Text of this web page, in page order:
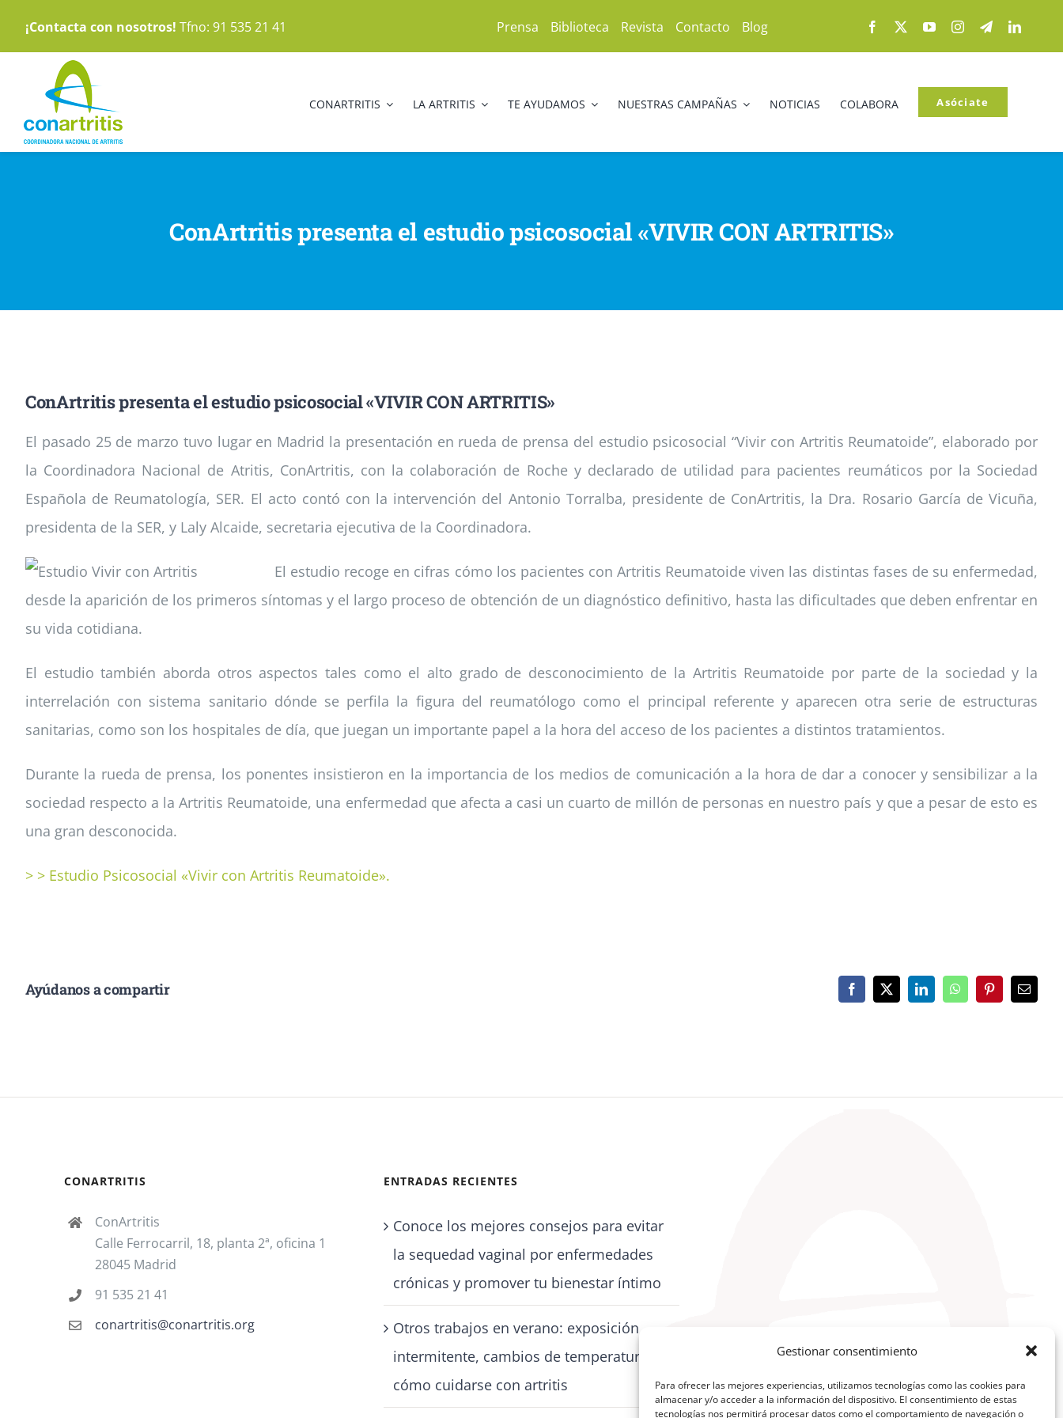
Gestionar consentimiento
Para ofrecer las mejores experiencias, utilizamos tecnologías como las cookies para
almacenar y/o acceder a la información del dispositivo. El consentimiento de estas
tecnologías nos permitirá procesar datos como el comportamiento de navegación o
contenido
¡Contacta con nosotros! Tfno: 91 535 21 41 Prensa Biblioteca Revista Contacto Blog
CONARTRITIS LA ARTRITIS TE AYUDAMOS NUESTRAS CAMPAÑAS NOTICIAS COLABORA Asóciate
ConArtritis presenta el estudio psicosocial «VIVIR CON ARTRITIS»
ConArtritis presenta el estudio psicosocial «VIVIR CON ARTRITIS»
El pasado 25 de marzo tuvo lugar en Madrid la presentación en rueda de prensa del estudio psicosocial “Vivir con Artritis Reumatoide”, elaborado por
la Coordinadora Nacional de Atritis, ConArtritis, con la colaboración de Roche y declarado de utilidad para pacientes reumáticos por la Sociedad
Española de Reumatología, SER. El acto contó con la intervención del Antonio Torralba, presidente de ConArtritis, la Dra. Rosario García de Vicuña,
presidenta de la SER, y Laly Alcaide, secretaria ejecutiva de la Coordinadora.
El estudio recoge en cifras cómo los pacientes con Artritis Reumatoide viven las distintas fases de su enfermedad,
desde la aparición de los primeros síntomas y el largo proceso de obtención de un diagnóstico definitivo, hasta las dificultades que deben enfrentar en
su vida cotidiana.
El estudio también aborda otros aspectos tales como el alto grado de desconocimiento de la Artritis Reumatoide por parte de la sociedad y la
interrelación con sistema sanitario dónde se perfila la figura del reumatólogo como el principal referente y aparecen otra serie de estructuras
sanitarias, como son los hospitales de día, que juegan un importante papel a la hora del acceso de los pacientes a distintos tratamientos.
Durante la rueda de prensa, los ponentes insistieron en la importancia de los medios de comunicación a la hora de dar a conocer y sensibilizar a la
sociedad respecto a la Artritis Reumatoide, una enfermedad que afecta a casi un cuarto de millón de personas en nuestro país y que a pesar de esto es
una gran desconocida.
> > Estudio Psicosocial «Vivir con Artritis Reumatoide».
Ayúdanos a compartir Facebook
X LinkedInWhatsAppPinterestCorreo
CONARTRITIS
ConArtritis
Calle Ferrocarril, 18, planta 2ª, oficina 1
28045 Madrid
91 535 21 41
conartritis@conartritis.org
ENTRADAS RECIENTES
Conoce los mejores consejos para evitar
la sequedad vaginal por enfermedades
crónicas y promover tu bienestar íntimo
Otros trabajos en verano: exposición
intermitente, cambios de temperatura y
cómo cuidarse con artritis